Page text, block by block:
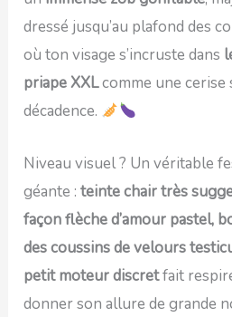
dressé jusqu’au plafond des
où ton visage s’incruste dans
priape XXLcomme une cerise
décadence.
Niveau visuel ? Un véritable
géante :teinte chair très
façon flèche d’amour pastel,
des coussins de velours
petit moteur discretfait
donner son allure de grande